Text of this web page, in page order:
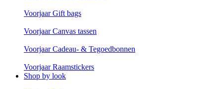
Voorjaar Gift bags
Voorjaar Canvas tassen
Voorjaar Cadeau- & Tegoedbonnen
Voorjaar Raamstickers
Shop by look